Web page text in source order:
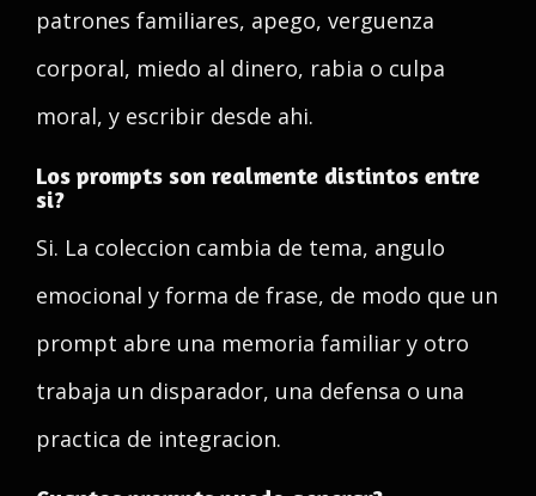
patrones familiares, apego, verguenza
corporal, miedo al dinero, rabia o culpa
moral, y escribir desde ahi.
Los prompts son realmente distintos entre
si?
Si. La coleccion cambia de tema, angulo
emocional y forma de frase, de modo que un
prompt abre una memoria familiar y otro
trabaja un disparador, una defensa o una
practica de integracion.